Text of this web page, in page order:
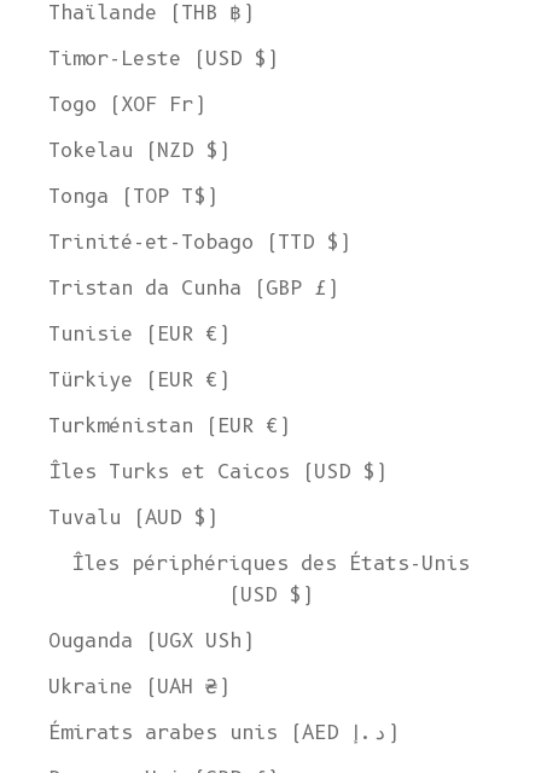
Thaïlande (THB ฿)
Timor-Leste (USD $)
Togo (XOF Fr)
Tokelau (NZD $)
Tonga (TOP T$)
Trinité-et-Tobago (TTD $)
Tristan da Cunha (GBP £)
Tunisie (EUR €)
Türkiye (EUR €)
Turkménistan (EUR €)
Îles Turks et Caicos (USD $)
Tuvalu (AUD $)
Îles périphériques des États-Unis
(USD $)
Ouganda (UGX USh)
Ukraine (UAH ₴)
Émirats arabes unis (AED د.إ)